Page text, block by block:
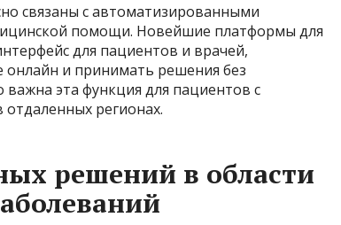
связаны с автоматизированными
помощи. Новейшие платформы для
для пациентов и врачей,
и принимать решения без
эта функция для пациентов с
регионах.
решений в области